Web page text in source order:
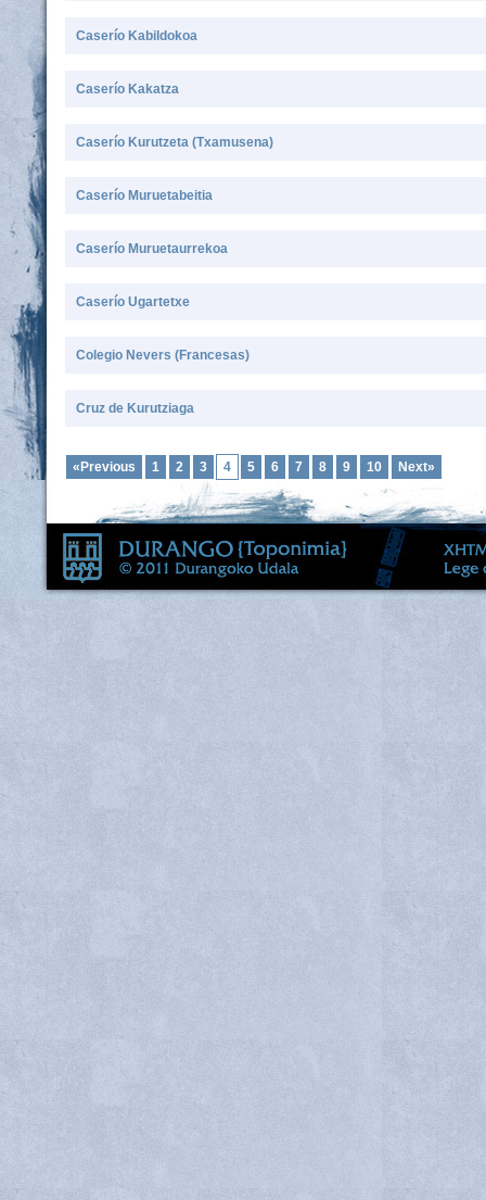
Caserío Kabildokoa
Caserío Kakatza
Caserío Kurutzeta (Txamusena)
Caserío Muruetabeitia
Caserío Muruetaurrekoa
Caserío Ugartetxe
Colegio Nevers (Francesas)
Cruz de Kurutziaga
«Previous 1 2 3 4 5 6 7 8 9 10 Next»